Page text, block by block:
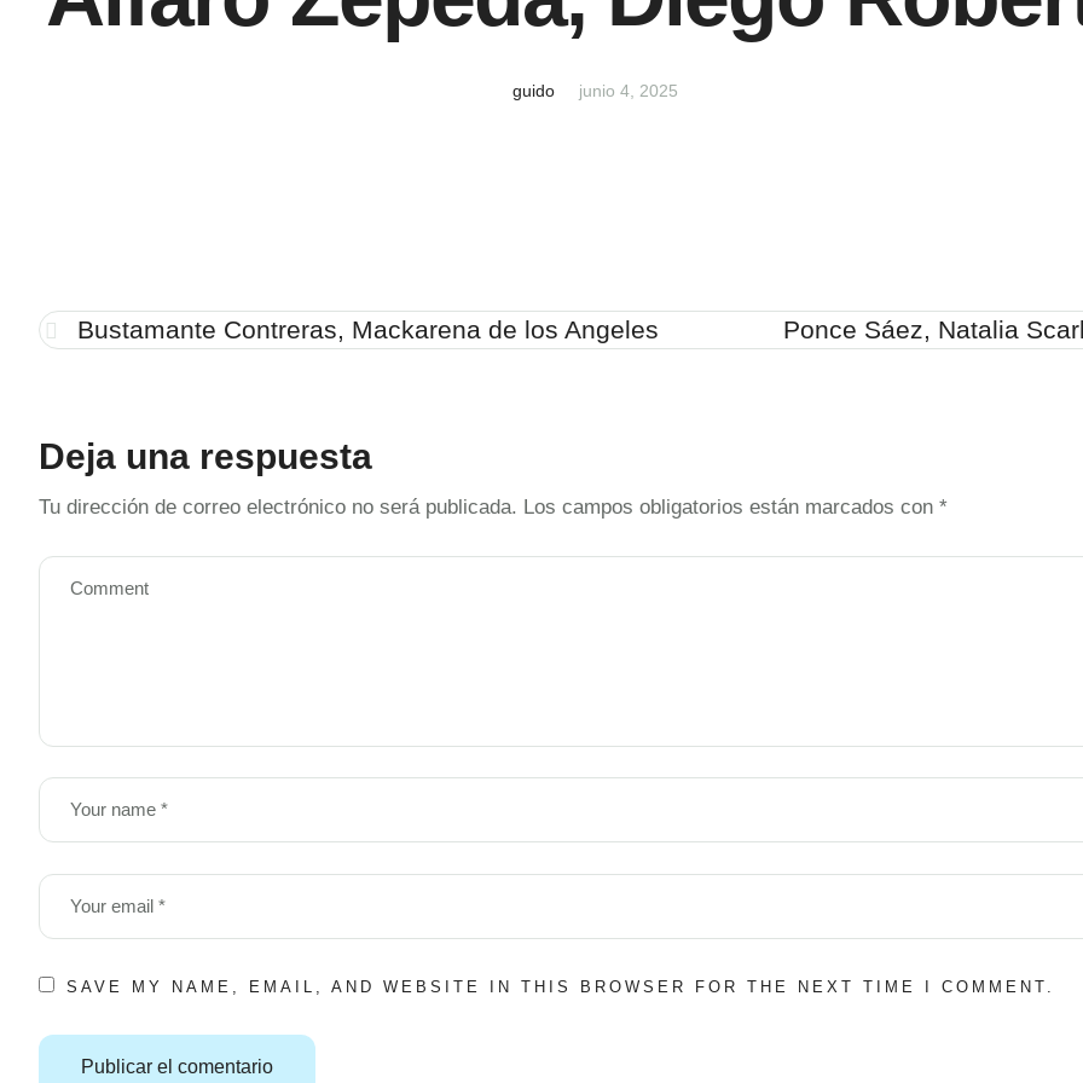
guido junio 4, 2025
Bustamante Contreras, Mackarena de los Angeles Ponce Sáez, Natalia
Deja una respuesta
Tu dirección de correo electrónico no será publicada. Los campos obligatorios están marcados con *
SAVE MY NAME, EMAIL, AND WEBSITE IN THIS BROWSER FOR THE NEXT TIME I COMMENT.